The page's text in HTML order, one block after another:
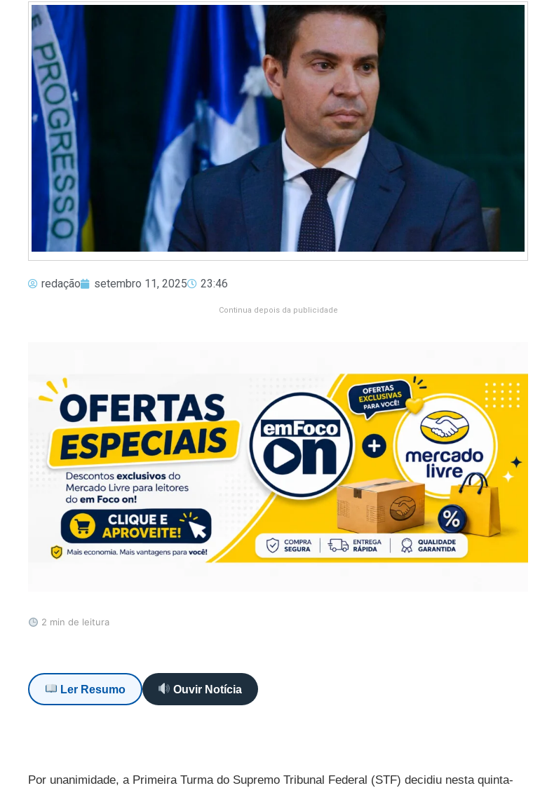
redação setembro 11, 2025 23:46
Continua depois da publicidade
2 min de leitura
Ler Resumo Ouvir Notícia
Por unanimidade, a Primeira Turma do Supremo Tribunal Federal (STF) decidiu nesta quinta-